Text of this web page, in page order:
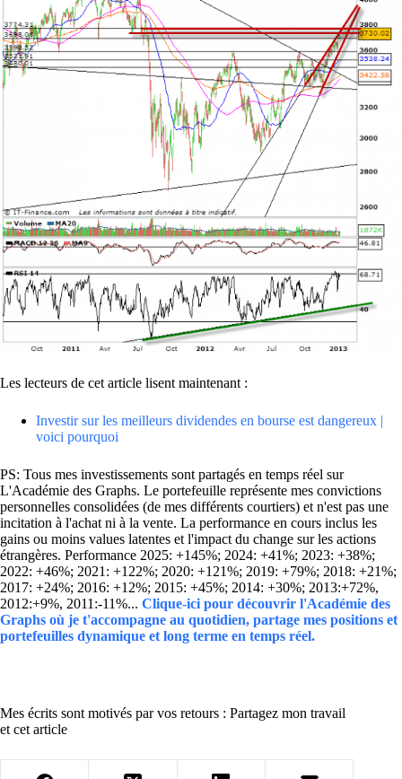
Les lecteurs de cet article lisent maintenant :
Investir sur les meilleurs dividendes en bourse est dangereux |
voici pourquoi
PS: Tous mes investissements sont partagés en temps réel sur
L'Académie des Graphs. Le portefeuille représente mes convictions
personnelles consolidées (de mes différents courtiers) et n'est pas une
incitation à l'achat ni à la vente. La performance en cours inclus les
gains ou moins values latentes et l'impact du change sur les actions
étrangères. Performance 2025: +145%; 2024: +41%; 2023: +38%;
2022: +46%; 2021: +122%; 2020: +121%; 2019: +79%; 2018: +21%;
2017: +24%; 2016: +12%; 2015: +45%; 2014: +30%; 2013:+72%,
2012:+9%, 2011:-11%... Clique-ici pour découvrir l'Académie des
Graphs où je t'accompagne au quotidien, partage mes positions et
portefeuilles dynamique et long terme en temps réel.
Mes écrits sont motivés par vos retours : Partagez mon travail
et cet article